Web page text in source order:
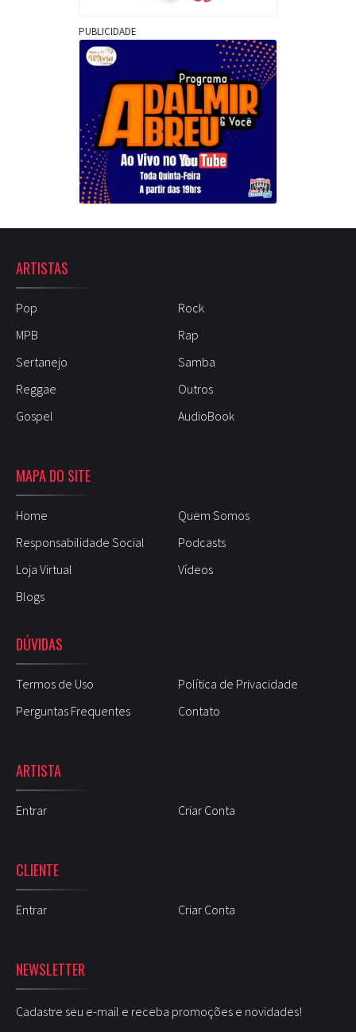
PUBLICIDADE
ARTISTAS
Pop
Rock
MPB
Rap
Sertanejo
Samba
Reggae
Outros
Gospel
AudioBook
MAPA DO SITE
Home
Quem Somos
Responsabilidade Social
Podcasts
Loja Virtual
Vídeos
Blogs
DÚVIDAS
Termos de Uso
Política de Privacidade
Perguntas Frequentes
Contato
ARTISTA
Entrar Criar Conta
CLIENTE
Entrar Criar Conta
NEWSLETTER
Cadastre seu e-mail e receba promoções e novidades!